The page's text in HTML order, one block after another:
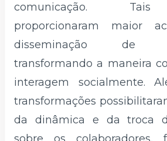
comunicação. Tais
proporcionaram maior
disseminação de
transformando a maneira
interagem socialmente.
transformações
da dinâmica e da troca